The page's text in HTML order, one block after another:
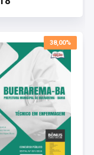
e Ensino Ltda
38,00%